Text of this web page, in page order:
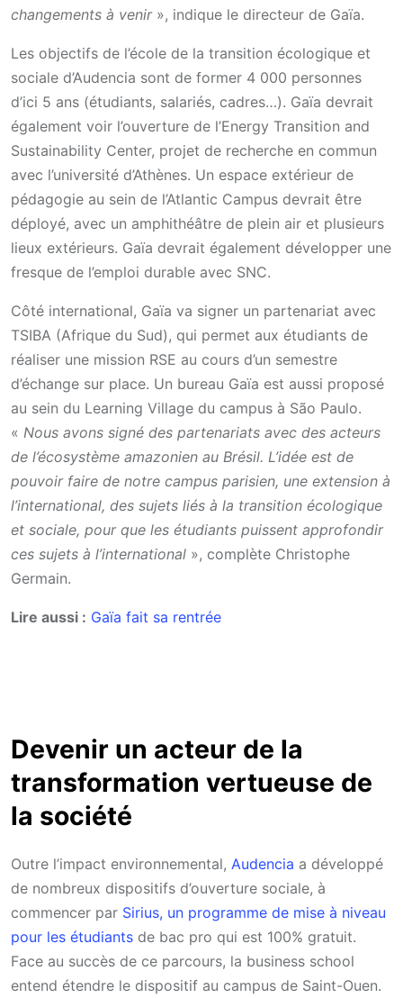
changements à venir», indique le directeur de Gaïa.
Les objectifs de l’école de la transition écologique et
sociale d’Audencia sont de former 4 000 personnes
d’ici 5 ans (étudiants, salariés, cadres…). Gaïa devrait
également voir l’ouverture de l’Energy Transition and
Sustainability Center, projet de recherche en commun
avec l’université d’Athènes. Un espace extérieur de
pédagogie au sein de l’Atlantic Campus devrait être
déployé, avec un amphithéâtre de plein air et plusieurs
lieux extérieurs. Gaïa devrait également développer une
fresque de l’emploi durable avec SNC.
Côté international, Gaïa va signer un partenariat avec
TSIBA (Afrique du Sud), qui permet aux étudiants de
réaliser une mission RSE au cours d’un semestre
d’échange sur place. Un bureau Gaïa est aussi proposé
au sein du Learning Village du campus à São Paulo.
« Nous avons signé des partenariats avec des acteurs
de l’écosystème amazonien au Brésil. L’idée est de
pouvoir faire de notre campus parisien, une extension à
l’international, des sujets liés à la transition écologique
et sociale, pour que les étudiants puissent approfondir
ces sujets à l’international », complète Christophe
Germain.
Lire aussi : Gaïa fait sa rentrée
Devenir un acteur de la
transformation vertueuse de
la société
Outre l’impact environnemental, Audencia a développé
de nombreux dispositifs d’ouverture sociale, à
commencer par Sirius, un programme de mise à niveau
pour les étudiants de bac pro qui est 100% gratuit.
Face au succès de ce parcours, la business school
entend étendre le dispositif au campus de Saint-Ouen.